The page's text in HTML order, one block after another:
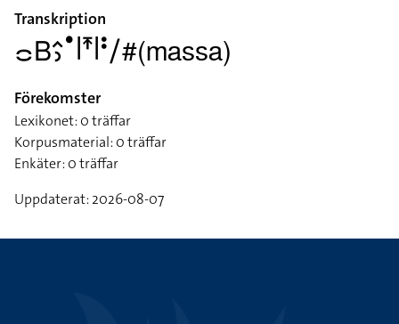
Transkription
􌤌􌤧􌤵􌤶􌤟􌥼􌥵􌥼􌥻􌥠#(massa)
Förekomster
Lexikonet: 0 träffar
Korpusmaterial: 0 träffar
Enkäter: 0 träffar
Uppdaterat: 2026-08-07